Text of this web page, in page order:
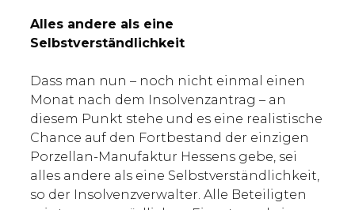
Alles andere als eine
Selbstverständlichkeit
Dass man nun – noch nicht einmal einen
Monat nach dem Insolvenzantrag – an
diesem Punkt stehe und es eine realistische
Chance auf den Fortbestand der einzigen
Porzellan-Manufaktur Hessens gebe, sei
alles andere als eine Selbstverständlichkeit,
so der Insolvenzverwalter. Alle Beteiligten